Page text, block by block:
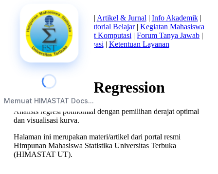
Memuat HIMASTAT Docs...
Beranda|Tentang Kami | Artikel & Jurnal | Info Akademik|
Mata Kuliah Statistika
Tutorial Belajar| Kegiatan Mahasiswa
Struktur Himpunan Alat Komputasi | Forum Tanya Jawab |
Kebijakan Privasi | Ketentuan Layanan
Polynomial Regression
Analisis regresi polinomial dengan pemilihan derajat optimal
dan visualisasi kurva.
Halaman ini merupakan materi/artikel dari portal resmi
Himpunan Mahasiswa Statistika Universitas Terbuka
(HIMASTAT UT).